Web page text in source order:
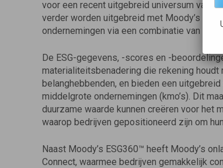
voor een recent uitgebreid universum van
verder worden uitgebreid met Moody’s
ondernemingen via een combinatie van
De ESG-gegevens, -scores en -
materialiteitsbenadering die rekening
belanghebbenden, en bieden een
middelgrote ondernemingen (kmo’s). Dit
duurzame waarde kunnen creëren voor het
waarop bedrijven gepositioneerd zijn om
Naast Moody’s ESG360™ heeft Moody’s
Connect, waarmee bedrijven gemakkelijk